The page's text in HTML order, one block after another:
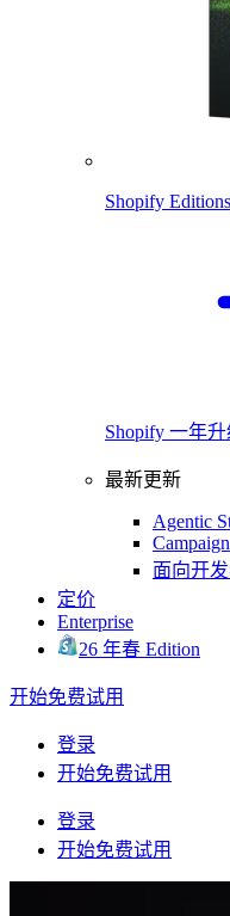
Shopify Editions
Shopify 一年
最新更新
Agentic
面向开
定价
Enterprise
26 年春 Edition
开始免费试用
登录
开始免费试用
登录
开始免费试用